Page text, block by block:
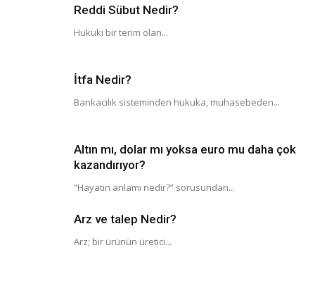
Reddi Sübut Nedir?
Hukuki bir terim olan...
İtfa Nedir?
Bankacılık sisteminden hukuka, muhasebeden...
Altın mı, dolar mı yoksa euro mu daha çok
kazandırıyor?
“Hayatın anlamı nedir?” sorusundan...
Arz ve talep Nedir?
Arz; bir ürünün üretici...